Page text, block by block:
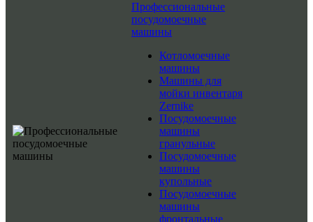
Профессиональные
посудомоечные
машины
Котломоечные
машины
Машины для
мойки инвентаря
Zernike
Посудомоечные
машины
гранульные
Посудомоечные
машины
купольные
Посудомоечные
машины
фронтальные